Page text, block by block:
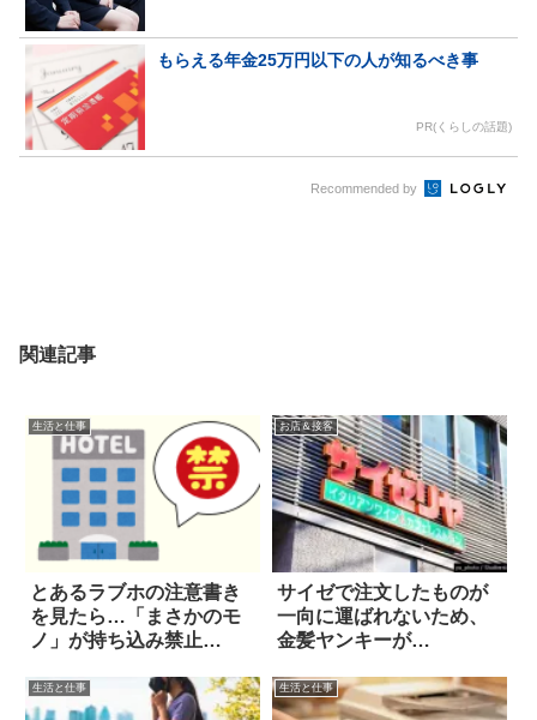
もらえる年金25万円以下の人が知るべき事
PR(くらしの話題)
Recommended by
関連記事
生活と仕事
とあるラブホの注意書き
を見たら…「まさかのモ
ノ」が持ち込み禁止
お店＆接客
サイゼで注文したものが
一向に運ばれないため、
金髪ヤンキーが…
生活と仕事 生活と仕事